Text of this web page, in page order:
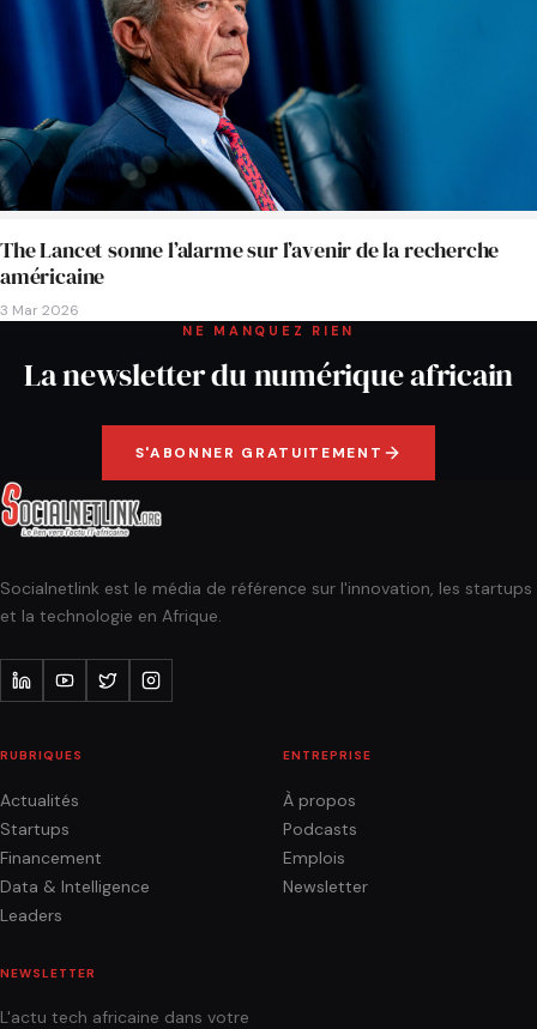
The Lancet sonne l’alarme sur l’avenir de la recherche
américaine
3 Mar 2026
NE MANQUEZ RIEN
La newsletter du numérique africain
S'ABONNER GRATUITEMENT
Socialnetlink est le média de référence sur l'innovation, les startups
et la technologie en Afrique.
RUBRIQUES
Actualités
Startups
Financement
Data & Intelligence
Leaders
ENTREPRISE
À propos
Podcasts
Emplois
Newsletter
NEWSLETTER
L'actu tech africaine dans votre